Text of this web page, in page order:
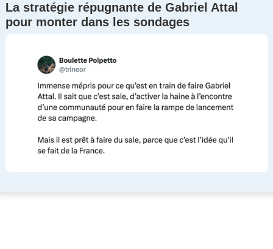
La stratégie répugnante de Gabriel Attal
pour monter dans les sondages